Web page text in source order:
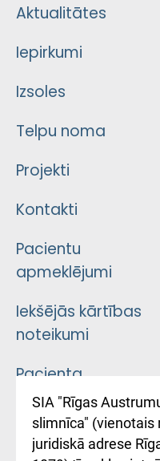
Aktualitātes
Iepirkumi
Izsoles
Telpu noma
Projekti
Kontakti
Pacientu
apmeklējumi
Iekšējās kārtības
noteikumi
Pacienta
atsauksmju/
iesniegšanas
kārtība
SIA "Rīgas
slimnīca" (vienotais
juridiskā adrese